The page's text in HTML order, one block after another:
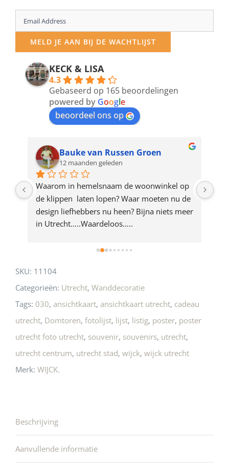
Enter
your
email
address
product
MELD JE AAN BIJ DE WACHTLIJST
KECK & LISA
4.3
Gebaseerd op 165 beoordelingen
powered by Google
beoordeel ons op
Bauke van Russen Groen
12 maanden geleden
Waarom in hemelsnaam de woonwinkel op
de klippen  laten lopen? Waar moeten nu de
design liefhebbers nu heen? Bijna niets meer
in Utrecht…..Waardeloos…..
SKU: 11104
Categorieën: Utrecht, Wanddecoratie
Tags: 030, ansichtkaart, ansichtkaart utrecht, cadeau
utrecht, Domtoren, fotolijst, lijst, listig, poster, poster
utrecht foto utrecht, souvenir, souvenirs, utrecht,
utrecht centrum, utrecht stad, wijck, wijck utrecht
Merk: WIJCK.
Beschrijving
Aanvullende informatie